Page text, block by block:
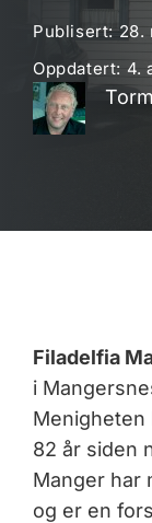
Publisert:28.
Oppdatert: 4.
Filadelfia
i
Menigheten
82 år siden
Manger har
og er en